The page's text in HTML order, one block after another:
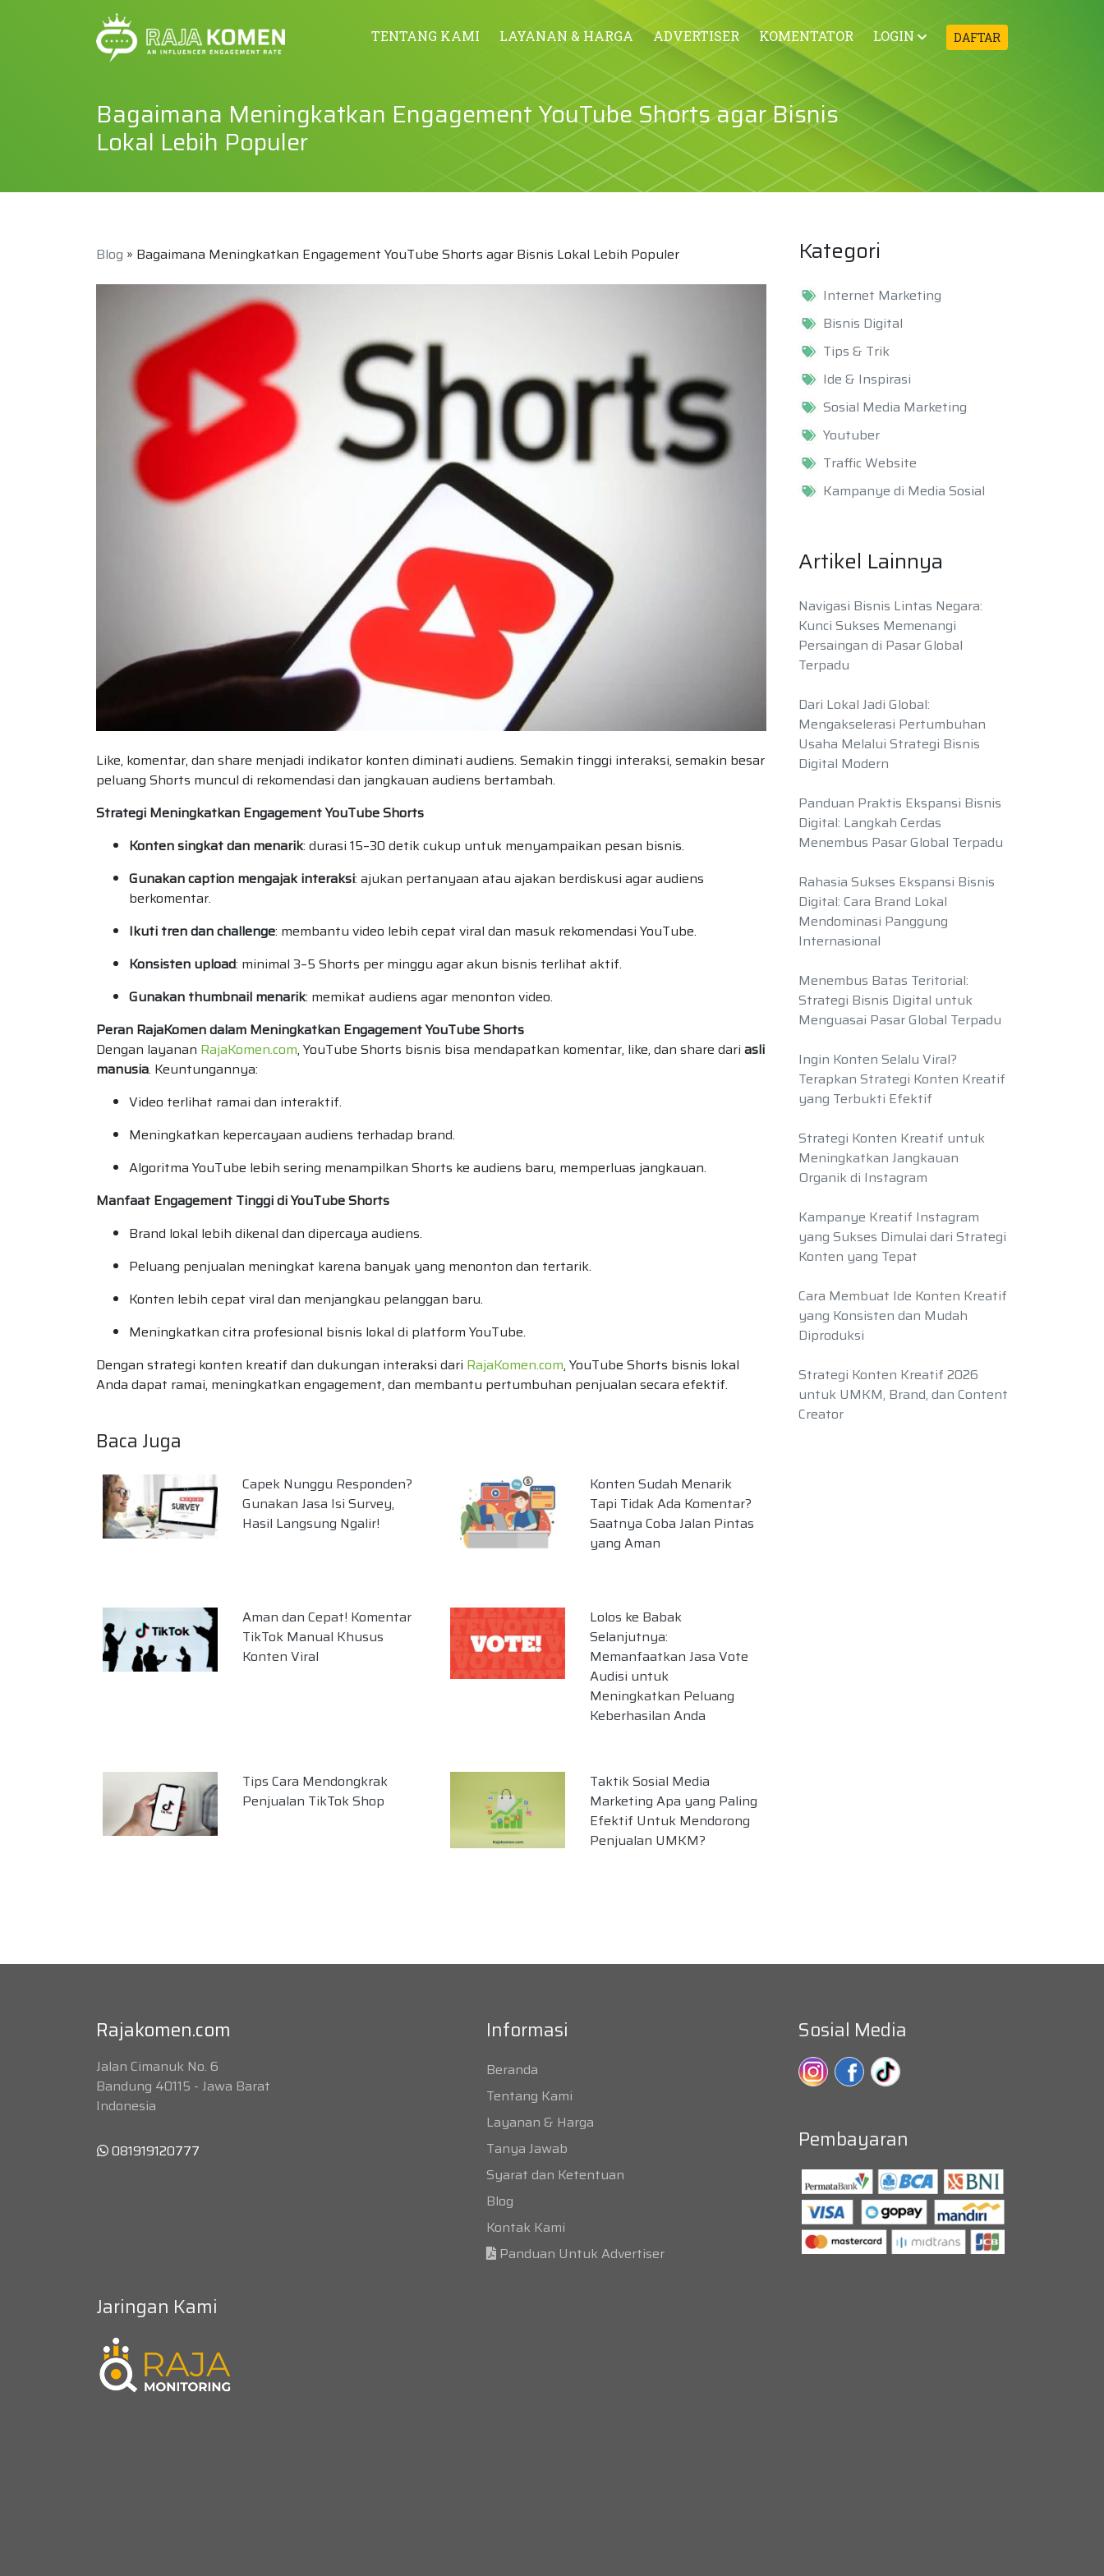
TENTANG KAMI LAYANAN & HARGA ADVERTISER KOMENTATOR LOGIN DAFTAR
Bagaimana Meningkatkan Engagement YouTube Shorts agar Bisnis
Lokal Lebih Populer
Blog » Bagaimana Meningkatkan Engagement YouTube Shorts agar Bisnis Lokal Lebih Populer
Like, komentar, dan share menjadi indikator konten diminati audiens. Semakin tinggi interaksi, semakin besar
peluang Shorts muncul di rekomendasi dan jangkauan audiens bertambah.
Strategi Meningkatkan Engagement YouTube Shorts
Konten singkat dan menarik: durasi 15–30 detik cukup untuk menyampaikan pesan bisnis.
Gunakan caption mengajak interaksi: ajukan pertanyaan atau ajakan berdiskusi agar audiens
berkomentar.
Ikuti tren dan challenge: membantu video lebih cepat viral dan masuk rekomendasi YouTube.
Konsisten upload: minimal 3–5 Shorts per minggu agar akun bisnis terlihat aktif.
Gunakan thumbnail menarik: memikat audiens agar menonton video.
Peran RajaKomen dalam Meningkatkan Engagement YouTube Shorts
Dengan layanan RajaKomen.com, YouTube Shorts bisnis bisa mendapatkan komentar, like, dan share dari asli
manusia. Keuntungannya:
Video terlihat ramai dan interaktif.
Meningkatkan kepercayaan audiens terhadap brand.
Algoritma YouTube lebih sering menampilkan Shorts ke audiens baru, memperluas jangkauan.
Manfaat Engagement Tinggi di YouTube Shorts
Brand lokal lebih dikenal dan dipercaya audiens.
Peluang penjualan meningkat karena banyak yang menonton dan tertarik.
Konten lebih cepat viral dan menjangkau pelanggan baru.
Meningkatkan citra profesional bisnis lokal di platform YouTube.
Dengan strategi konten kreatif dan dukungan interaksi dari RajaKomen.com, YouTube Shorts bisnis lokal
Anda dapat ramai, meningkatkan engagement, dan membantu pertumbuhan penjualan secara efektif.
Baca Juga
Capek Nunggu Responden?
Gunakan Jasa Isi Survey,
Hasil Langsung Ngalir!
Konten Sudah Menarik
Tapi Tidak Ada Komentar?
Saatnya Coba Jalan Pintas
yang Aman
Aman dan Cepat! Komentar
TikTok Manual Khusus
Konten Viral
Lolos ke Babak
Selanjutnya:
Memanfaatkan Jasa Vote
Audisi untuk
Meningkatkan Peluang
Keberhasilan Anda
Tips Cara Mendongkrak
Penjualan TikTok Shop
Taktik Sosial Media
Marketing Apa yang Paling
Efektif Untuk Mendorong
Penjualan UMKM?
Kategori
Internet Marketing
Bisnis Digital
Tips & Trik
Ide & Inspirasi
Sosial Media Marketing
Youtuber
Traffic Website
Kampanye di Media Sosial
Artikel Lainnya
Navigasi Bisnis Lintas Negara:
Kunci Sukses Memenangi
Persaingan di Pasar Global
Terpadu
Dari Lokal Jadi Global:
Mengakselerasi Pertumbuhan
Usaha Melalui Strategi Bisnis
Digital Modern
Panduan Praktis Ekspansi Bisnis
Digital: Langkah Cerdas
Menembus Pasar Global Terpadu
Rahasia Sukses Ekspansi Bisnis
Digital: Cara Brand Lokal
Mendominasi Panggung
Internasional
Menembus Batas Teritorial:
Strategi Bisnis Digital untuk
Menguasai Pasar Global Terpadu
Ingin Konten Selalu Viral?
Terapkan Strategi Konten Kreatif
yang Terbukti Efektif
Strategi Konten Kreatif untuk
Meningkatkan Jangkauan
Organik di Instagram
Kampanye Kreatif Instagram
yang Sukses Dimulai dari Strategi
Konten yang Tepat
Cara Membuat Ide Konten Kreatif
yang Konsisten dan Mudah
Diproduksi
Strategi Konten Kreatif 2026
untuk UMKM, Brand, dan Content
Creator
Rajakomen.com
Jalan Cimanuk No. 6
Bandung 40115 - Jawa Barat
Indonesia
081919120777
Informasi
Beranda
Tentang Kami
Layanan & Harga
Tanya Jawab
Syarat dan Ketentuan
Blog
Kontak Kami
Panduan Untuk Advertiser
Sosial Media
Pembayaran
Jaringan Kami